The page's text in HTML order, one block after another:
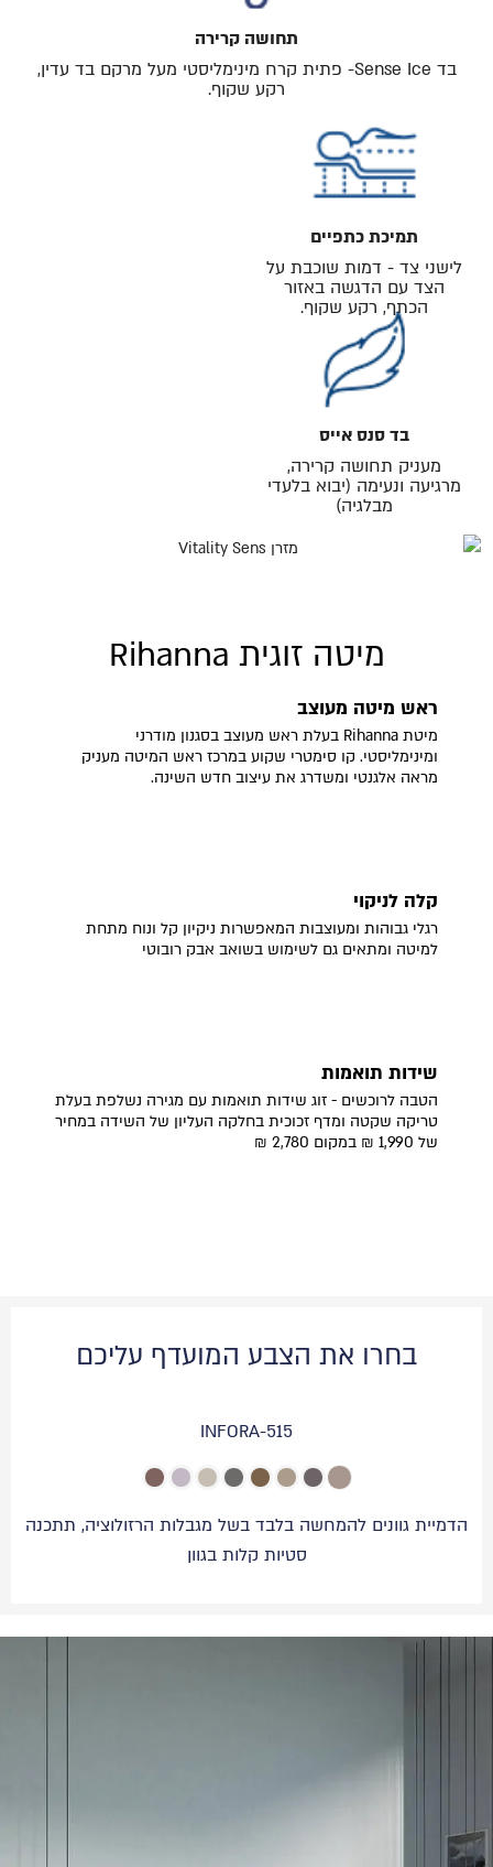
תחושה קרירה
בד Sense Ice- פתית קרח מינימליסטי מעל מרקם בד עדין,
רקע שקוף.
תמיכת כתפיים
לישני צד - דמות שוכבת על
הצד עם הדגשה באזור
הכתף, רקע שקוף.
בד סנס אייס
מעניק תחושה קרירה,
מרגיעה ונעימה (יבוא בלעדי
מבלגיה)
מיטה זוגית Rihanna
ראש מיטה מעוצב
מיטת Rihanna בעלת ראש מעוצב בסגנון מודרני
ומינימליסטי. קו סימטרי שקוע במרכז ראש המיטה מעניק
מראה אלגנטי ומשדרג את עיצוב חדש השינה.
קלה לניקוי
רגלי גבוהות ומעוצבות המאפשרות ניקיון קל ונוח מתחת
למיטה ומתאים גם לשימוש בשואב אבק רובוטי
שידות תואמות
הטבה לרוכשים - זוג שידות תואמות עם מגירה נשלפת בעלת
טריקה שקטה ומדף זכוכית בחלקה העליון של השידה במחיר
של 1,990 ₪ במקום 2,780 ₪
בחרו את הצבע המועדף עליכם
INFORA-515
הדמיית גוונים להמחשה בלבד בשל מגבלות הרזולוציה, תתכנה
סטיות קלות בגוון